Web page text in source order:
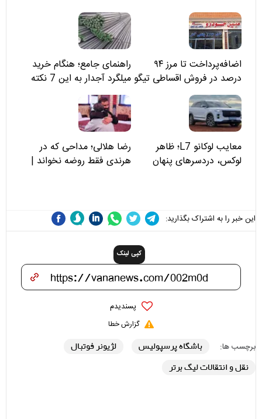
اضافه‌پرداخت تا مرز ۹۴
درصد در فروش اقساطی تیگو
۸؛ مسئولان «مبین خودرو» را
نمی‌بینند؟
راهنمای جامع؛ هنگام خرید
میلگرد آجدار به این 7 نکته
توجه کنید
معایب لوکانو L7؛ ظاهر
لوکس، دردسرهای پنهان
رضا هلالی؛ مداحی که در
هرندی فقط روضه نخواند |
این خبر را به اشتراک بگذارید:
کپی لینک
پسندیدم
گزارش خطا
برچسب ها: باشگاه پرسپولیس
لژیونر فوتبال
نقل و انتقالات لیگ برتر